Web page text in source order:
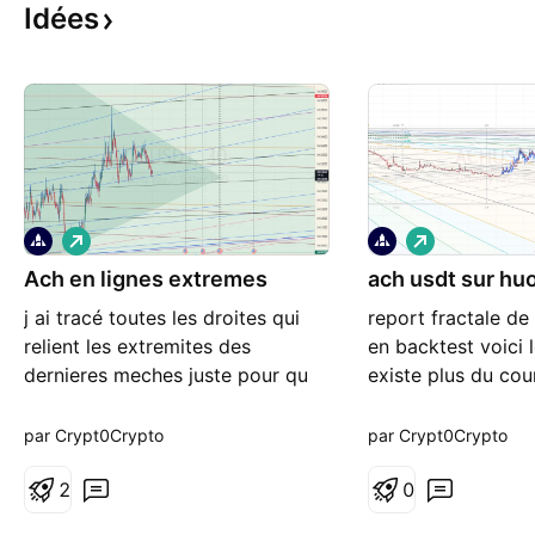
Idées
Ach en lignes extremes
j ai tracé toutes les droites qui
relient les extremites des
dernieres meches juste pour qu
possibles cela tisse une sorte de
une "branche" à l autre ... c est sr
L
o
n
par Crypt0Crypto
2
ach usdt sur
report fractale de
en backtest voici
existe plus du
cotations sur
L
o
n
par Crypt0Crypto
0